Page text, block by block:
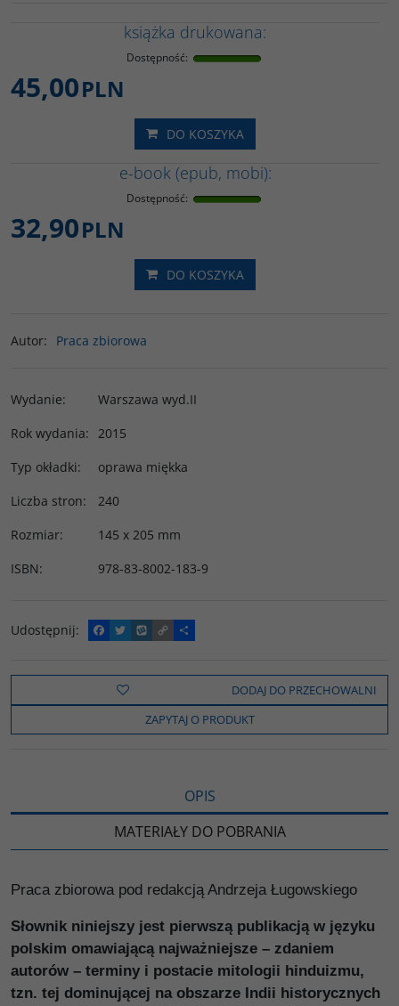
książka drukowana:
Dostępność:
45,00PLN
DO KOSZYKA
e-book (epub, mobi):
Dostępność:
32,90PLN
DO KOSZYKA
Autor: Praca zbiorowa
Wydanie:
Warszawa wyd.II
Rok wydania: 2015
Typ okładki:
oprawa miękka
Liczba stron:
240
Rozmiar:
145 x 205 mm
ISBN: 978-83-8002-183-9
Udostępnij:
F
a
e
o
k
T
w
t
t
e
W
y
o
C
o
y
i
n
k
P
o
z
e
l
s
DODAJ DO PRZECHOWALNI
ZAPYTAJ O PRODUKT
OPIS
MATERIAŁY DO POBRANIA
Praca zbiorowa pod redakcją Andrzeja Ługowskiego
Słownik niniejszy jest pierwszą publikacją w języku
polskim omawiającą najważniejsze – zdaniem
autorów – terminy i postacie mitologii hinduizmu,
tzn. tej dominującej na obszarze Indii historycznych